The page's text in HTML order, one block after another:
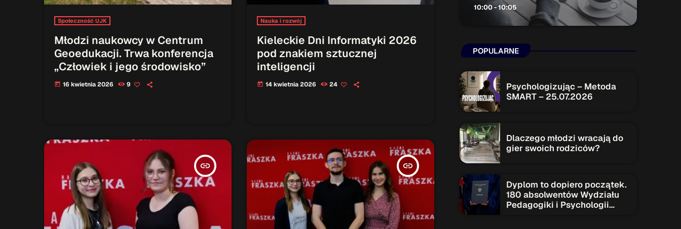
Audycja
Serwis Informacyjny
Społeczność UJK
Młodzi naukowcy w Centrum
Geoedukacji. Trwa konferencja
„Człowiek i jego środowisko”
today 16 kwietnia 2026 9
Nauka i rozwój
Kieleckie Dni Informatyki 2026
pod znakiem sztucznej
inteligencji
today 14 kwietnia 2026 24
insert_link insert_link
10:00 - 10:05
POPULARNE
Psychologizując – Metoda
SMART – 25.07.2026
Dlaczego młodzi wracają do
gier swoich rodziców?
Dyplom to dopiero początek.
180 absolwentów Wydziału
Pedagogiki i Psychologii